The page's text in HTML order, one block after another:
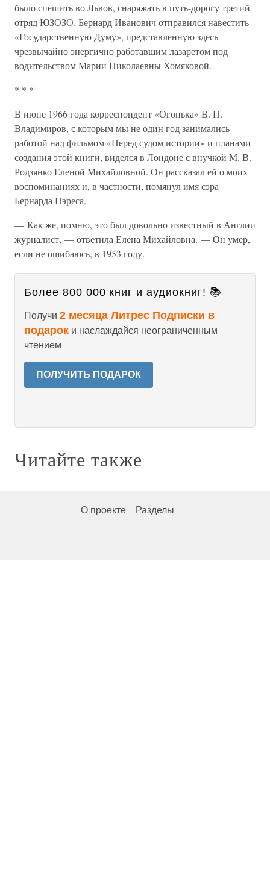
было спешить во Львов, снаряжать в путь-дорогу третий
отряд ЮЗОЗО. Бернард Иванович отправился навестить
«Государственную Думу», представленную здесь
чрезвычайно энергично работавшим лазаретом под
водительством Марии Николаевны Хомяковой.
* * *
В июне 1966 года корреспондент «Огонька» В. П.
Владимиров, с которым мы не один год занимались
работой над фильмом «Перед судом истории» и планами
создания этой книги, виделся в Лондоне с внучкой М. В.
Родзянко Еленой Михайловной. Он рассказал ей о моих
воспоминаниях и, в частности, помянул имя сэра
Бернарда Пэреса.
— Как же, помню, это был довольно известный в Англии
журналист, — ответила Елена Михайловна. — Он умер,
если не ошибаюсь, в 1953 году.
Более 800 000 книг и аудиокниг! 📚
Получи 2 месяца Литрес Подписки в
подарок и наслаждайся неограниченным
чтением
ПОЛУЧИТЬ ПОДАРОК
Читайте также
О проекте Разделы